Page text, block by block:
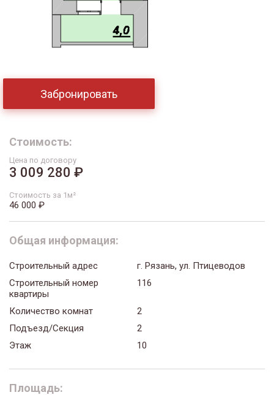
Забронировать
Стоимость:
Цена по договору
3 009 280 ₽
Стоимость за 1м²
46 000 ₽
Общая информация:
Строительный адрес
г. Рязань, ул. Птицеводов
Строительный номер
квартиры
116
Количество комнат
2
Подъезд/Секция
2
Этаж
10
Площадь: